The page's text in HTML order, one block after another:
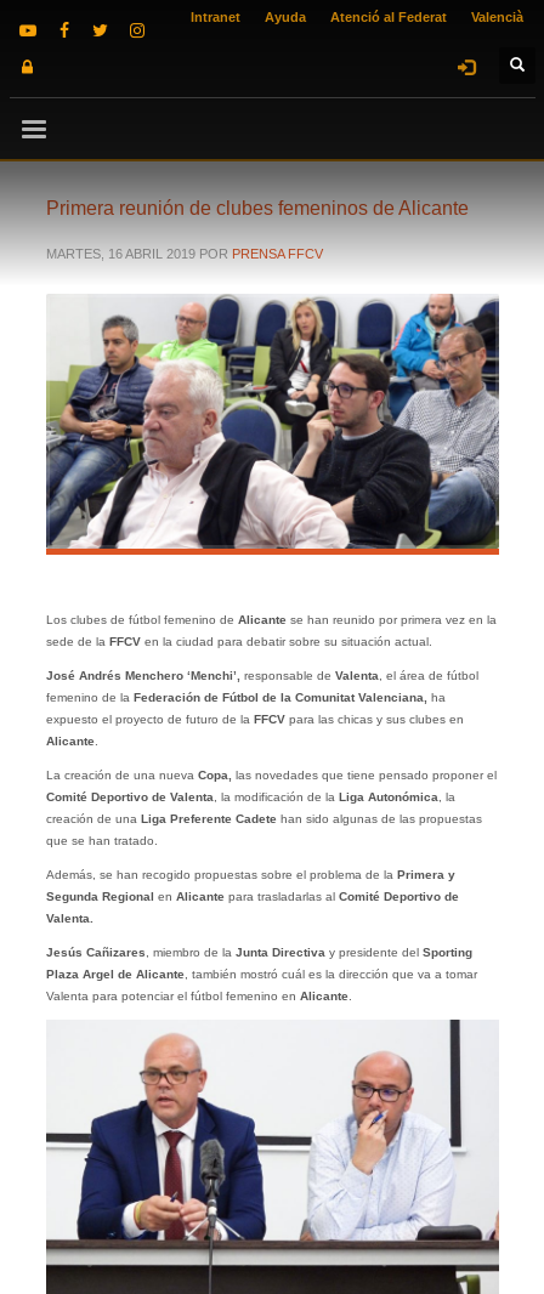
Intranet Ayuda Atenció al Federat Valencià
Primera reunión de clubes femeninos de Alicante
MARTES, 16 ABRIL 2019 POR PRENSA FFCV
Los clubes de fútbol femenino de Alicantese han reunido por primera vez en la
sede de la FFCVen la ciudad para debatir sobre su situación actual.
José Andrés Menchero ‘Menchi’, responsable de Valenta , el área de fútbol
femenino de la Federación de Fútbol de la Comunitat Valenciana,
ha
expuesto el proyecto de futuro de la FFCVpara las chicas y sus clubes en
Alicante.
La creación de una nueva Copa,
las novedades que tiene pensado proponer el
Comité Deportivo de Valenta , la modificación de la Liga Autonómica , la
creación de una Liga Preferente Cadete han sido algunas de las propuestas
que se han tratado.
Además, se han recogido propuestas sobre el problema de la Primera y
Segunda Regional en Alicantepara trasladarlas al Comité Deportivo de
Valenta.
Jesús Cañizares , miembro de la Junta Directiva y presidente del Sporting
Plaza Argel de Alicante, también mostró cuál es la dirección que va a tomar
Valenta para potenciar el fútbol femenino en Alicante.